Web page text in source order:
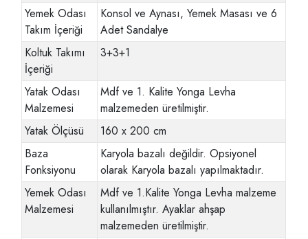
Yemek Odası
Takım İçeriği
Konsol ve Aynası, Yemek Masası ve 6
Adet Sandalye
Koltuk Takımı
İçeriği
3+3+1
Yatak Odası
Malzemesi
Mdf ve 1. Kalite Yonga Levha
malzemeden üretilmiştir.
Yatak Ölçüsü
160 x 200 cm
Baza
Fonksiyonu
Karyola bazalı değildir. Opsiyonel
olarak Karyola bazalı yapılmaktadır.
Yemek Odası
Malzemesi
Mdf ve 1.Kalite Yonga Levha malzeme
kullanılmıştır. Ayaklar ahşap
malzemeden üretilmiştir.